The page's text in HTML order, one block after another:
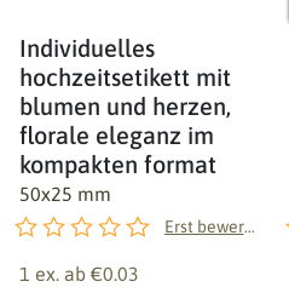
Individuelles
hochzeitsetikett mit
blumen und herzen,
florale eleganz im
kompakten format
50x25 mm
Erst bewerten!
1 ex. ab €0.03